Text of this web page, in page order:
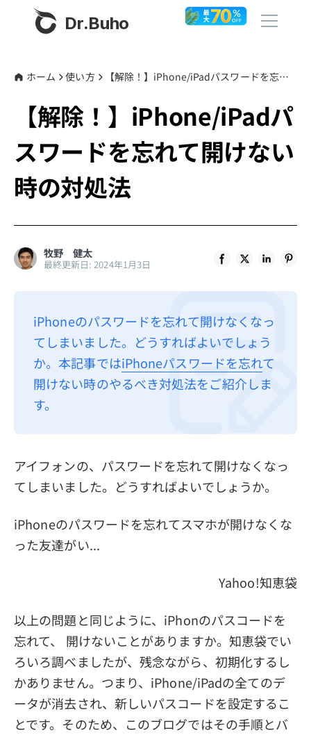
Dr.Buho
製品
BuhoCleaner
BuhoRepair
BuhoLaunchpad
ストア
その他
利用規約
返金について
ホーム 使い方 【解除！】iPhone/iPadパスワードを忘れて開けない時の対処法
【解除！】iPhone/iPadパ
スワードを忘れて開けない
時の対処法
牧野 健太
最終更新日: 2024年1月3日
iPhoneのパスワードを忘れて開けなくなっ
てしまいました。どうすればよいでしょう
か。本記事ではiPhoneパスワードを忘れて
開けない時のやるべき対処法をご紹介しま
す。
アイフォンの、パスワードを忘れて開けなくなっ
てしまいました。どうすればよいでしょうか。
iPhoneのパスワードを忘れてスマホが開けなくな
った友達がい...
Yahoo!知恵袋
以上の問題と同じように、iPhonのパスコードを
忘れて、 開けないことがありますか。知恵袋でい
ろいろ調べましたが、残念ながら、初期化するし
かありません。つまり、iPhone/iPadの全てのデ
ータが消去され、新しいパスコードを設定するこ
とです。そのため、このブログではその手順とバ